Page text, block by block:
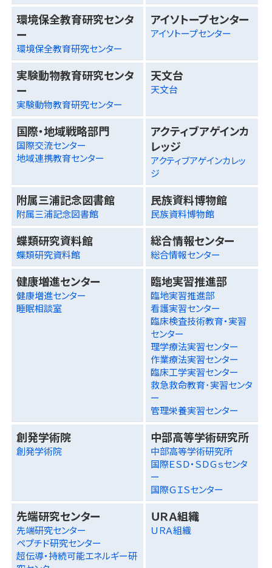
環境保全教育研究センタ
ー
環境保全教育研究センター
アイソトープセンター
アイソトープセンター
実験動物教育研究センタ
ー
実験動物教育研究センター
天文台
天文台
国際・地域戦略部門
国際交流センター
地域連携教育センター
アクティブアゲインカ
レッジ
アクティブアゲインカレッ
ジ
附属三浦記念図書館
附属三浦記念図書館
民族資料博物館
民族資料博物館
蝶類研究資料館
蝶類研究資料館
総合情報センター
総合情報センター
健康増進センター
健康増進センター
睡眠相談室
臨地実習推進部
臨地実習推進部
看護実習センター
臨床検査技術教育・実習
センター
理学療法実習センター
作業療法実習センター
臨床工学実習センター
救急救命教育･実習センタ
ー
管理栄養実習センター
創発学術院
創発学術院
中部高等学術研究所
中部高等学術研究所
国際ＥＳＤ・ＳＤＧｓセンタ
ー
国際ＧＩＳセンター
先端研究センター
先端研究センター
ペプチド研究センター
超伝導・持続可能エネルギー研
ＵＲＡ組織
ＵＲＡ組織